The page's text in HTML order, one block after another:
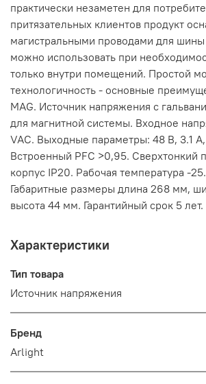
практически незаметен для
притязательных клиентов продукт
магистральными проводами для шины
можно использовать при
только внутри помещений. Простой
технологичность - основные
MAG. Источник напряжения с
для магнитной системы. Входное
VAC. Выходные параметры: 48 В, 3.1 А,
Встроенный PFC >0,95. Сверхтонкий
корпус IP20. Рабочая температура -
Габаритные размеры длина 268 мм,
высота 44 мм. Гарантийный срок 5 лет.
Характеристики
Тип товара
Источник напряжения
Бренд
Arlight